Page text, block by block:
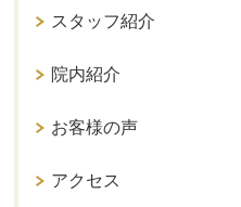
スタッフ紹介
院内紹介
お客様の声
アクセス